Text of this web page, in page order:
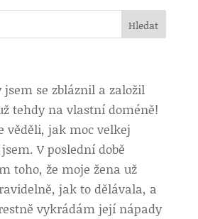
jsem se zbláznil a založil
tehdy na vlastní doméně!
věděli, jak moc velkej
V poslední době
toho, že moje žena už
jak to dělávala, a
vykrádám její nápady